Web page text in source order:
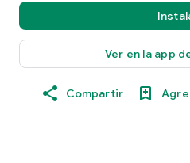
Ver en la app
Compartir